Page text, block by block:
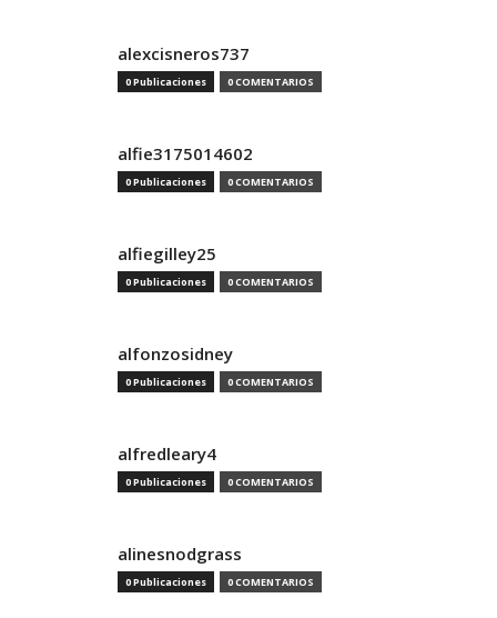
alexcisneros737
0 Publicaciones 0 COMENTARIOS
alfie3175014602
0 Publicaciones 0 COMENTARIOS
alfiegilley25
0 Publicaciones 0 COMENTARIOS
alfonzosidney
0 Publicaciones 0 COMENTARIOS
alfredleary4
0 Publicaciones 0 COMENTARIOS
alinesnodgrass
0 Publicaciones 0 COMENTARIOS